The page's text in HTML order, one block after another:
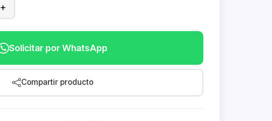
+
Solicitar por WhatsApp
Compartir producto